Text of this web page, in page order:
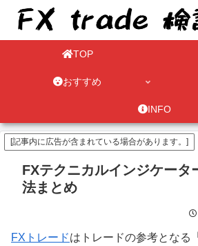
TOP
おすすめ
INFO
[記事内に広告が含まれている場合があります。]
FXテクニカルインジケータ
法まとめ
FXトレードはトレードの参考となる